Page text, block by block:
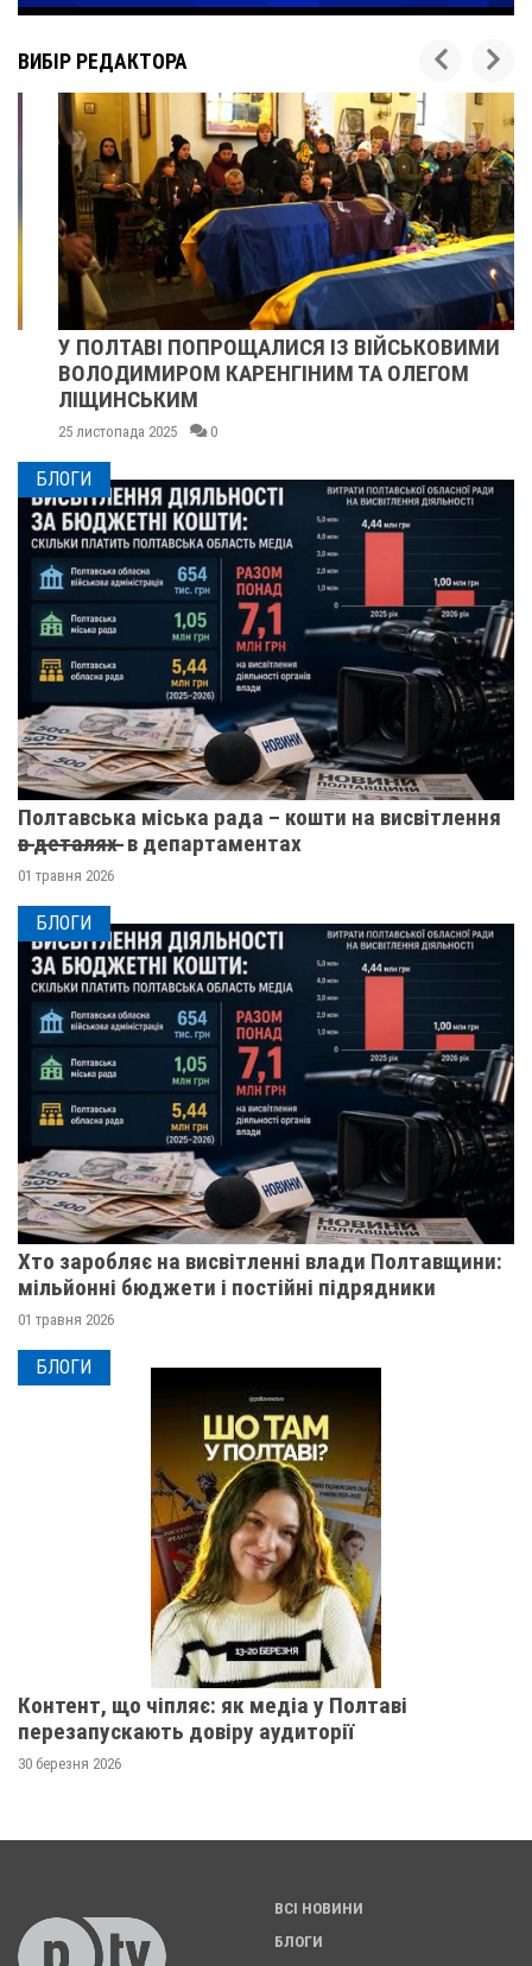
ВИБІР РЕДАКТОРА
У ПОЛТАВІ ПОПРОЩАЛИСЯ ІЗ ВІЙСЬКОВИМИ
ВОЛОДИМИРОМ КАРЕНГІНИМ ТА ОЛЕГОМ
ЛІЩИНСЬКИМ
25 листопада 2025 0
БЛОГИ
Полтавська міська рада – кошти на висвітлення
в̶ ̶д̶е̶т̶а̶л̶я̶х̶ ̶ в департаментах
01 травня 2026
БЛОГИ
Хто заробляє на висвітленні влади Полтавщини:
мільйонні бюджети і постійні підрядники
01 травня 2026
БЛОГИ
Контент, що чіпляє: як медіа у Полтаві
перезапускають довіру аудиторії
30 березня 2026
ВСІ НОВИНИ
БЛОГИ